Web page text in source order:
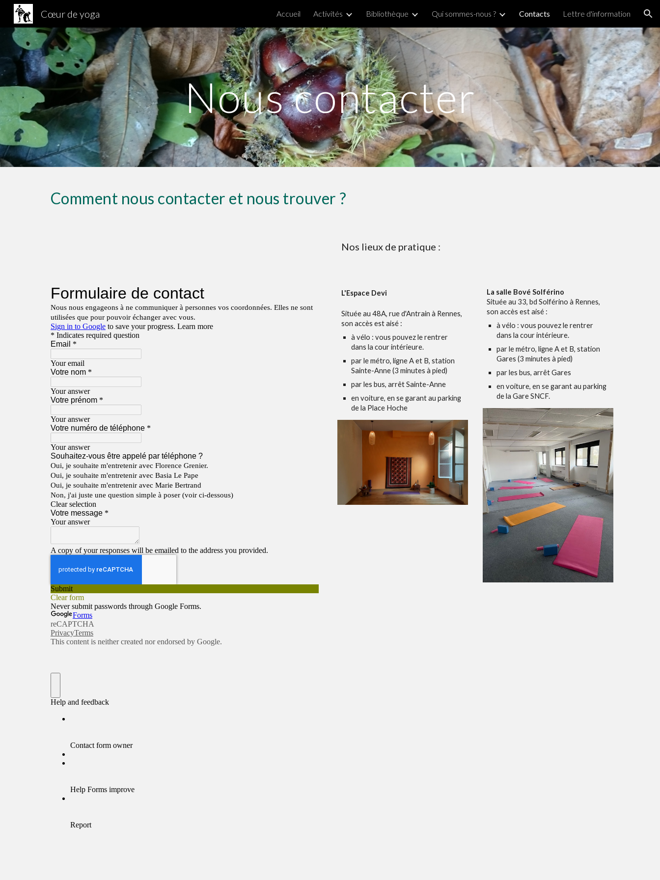
Skip to main content Skip to navigation
Cœur de yoga Accueil Activités Bibliothèque Qui sommes-nous ? Contacts Lettre d'information
Nous contacter
Comment nous contacter et nous trouver ?
Nos lieux de pratique :
L'Espace Devi
Située au 48A, rue d'Antrain à Rennes,
son accès est aisé :
à vélo : vous pouvez le rentrer
dans la cour intérieure.
par le métro, ligne A et B, station
Sainte-Anne(3 minutes à pied)
par les bus, arrêtSainte-Anne
en voiture, en se garant au parking
de la Place Hoche
La salle Bové Solférino
Située au 33, bd Solférino à Rennes,
son accès est aisé :
à vélo : vous pouvez le rentrer
dans la cour intérieure.
par le métro, ligne A et B, station
Gares (3 minutes à pied)
par les bus, arrêt Gares
en voiture, en se garant au parking
de la Gare SNCF.